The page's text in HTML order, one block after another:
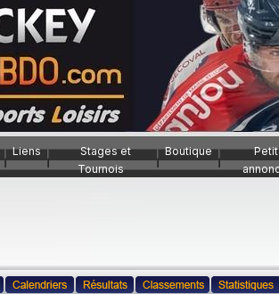
Liens
Stages et
Tournois
Boutique